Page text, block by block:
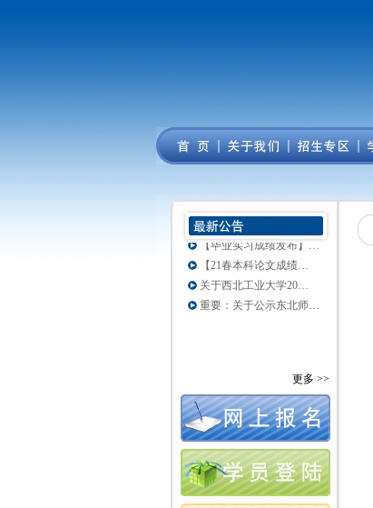
白鹭分，开启美好生活
四川农业大学21春学…
【毕业实习成绩发布】…
更多 >>